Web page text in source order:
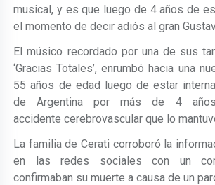
musical, y es que luego de 4 años de
el momento de decir adiós al gran
El músico recordado por una de sus
‘Gracias Totales’, enrumbó hacia una
55 años de edad luego de estar
de Argentina por más de 4
accidente cerebrovascular que lo
La familia de Cerati corroboró la
en las redes sociales con un
confirmaban su muerte a causa de un